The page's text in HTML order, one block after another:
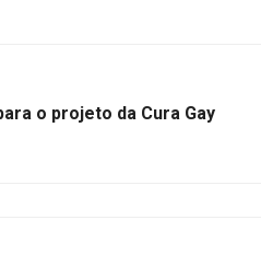
o projeto da Cura Gay